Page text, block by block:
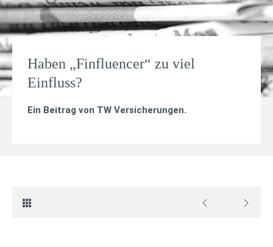
Haben „Finfluencer“ zu viel
Einfluss?
Ein Beitrag von TW Versicherungen.